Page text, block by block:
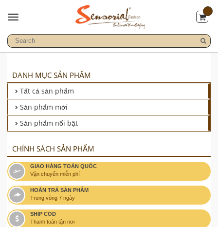
DANH MỤC SẢN PHẨM
Tất cả sản phẩm
Sản phẩm mới
Sản phẩm nổi bật
CHÍNH SÁCH SẢN PHẨM
GIAO HÀNG TOÀN QUỐC
Vận chuyển miễn phí
HOÀN TRẢ SẢN PHẨM
Trong vòng 7 ngày
SHIP COD
Thanh toán tận nơi